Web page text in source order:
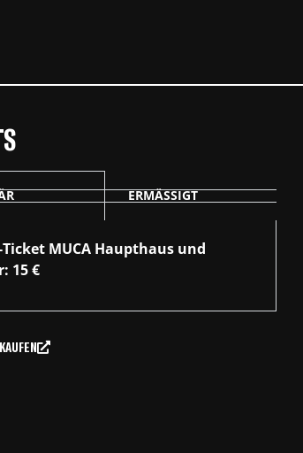
ERMÄSSIGT
MUCA Haupthaus und
15 €